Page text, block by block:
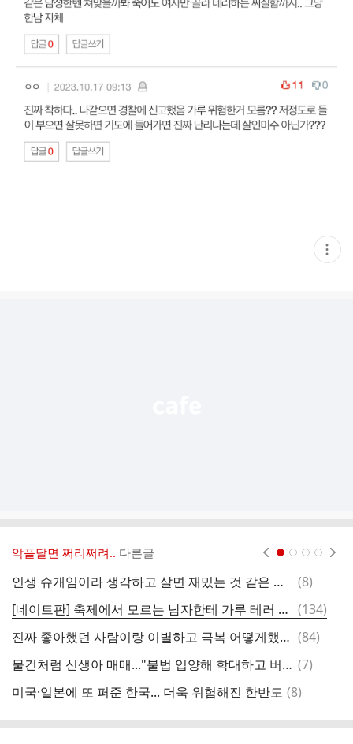
현
재
악플달면 쩌리쩌려.. 다른글
인생 슈개임이라 생각하고 살면 재밌는 것 같은 달글
댓
(8)
[네이트판] 축제에서 모르는 남자한테 가루 테러 당함 댓
글
(134)
진짜 좋아했던 사람이랑 이별하고 극복 어떻게했어? 댓
(84)
물건처럼 신생아 매매..."불법 입양해 학대하고 버려" 댓
(7)
미국·일본에 또 퍼준 한국... 더욱 위험해진 한반도 댓
(8)